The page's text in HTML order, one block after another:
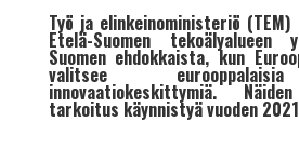
Työ ja elinkeinoministeriö
Etelä-Suomen tekoälyalueen
Suomen ehdokkaista, kun
valitsee
innovaatiokeskittymiä.
tarkoitus käynnistyä vuoden